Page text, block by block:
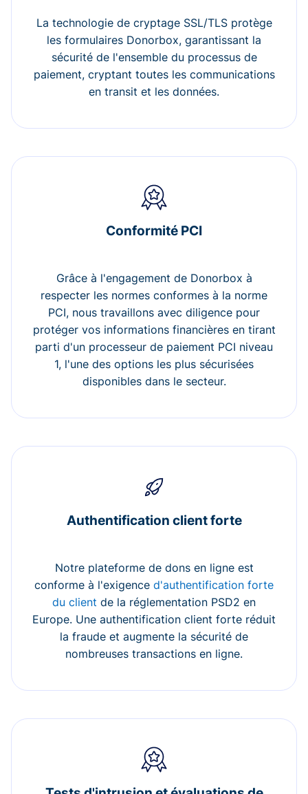
La technologie de cryptage SSL/TLS protège
les formulaires Donorbox, garantissant la
sécurité de l'ensemble du processus de
paiement, cryptant toutes les communications
en transit et les données.
Conformité PCI
Grâce à l'engagement de Donorbox à
respecter les normes conformes à la norme
PCI, nous travaillons avec diligence pour
protéger vos informations financières en tirant
parti d'un processeur de paiement PCI niveau
1, l'une des options les plus sécurisées
disponibles dans le secteur.
Authentification client forte
Notre plateforme de dons en ligne est
conforme à l'exigence d'authentification forte
du client de la réglementation PSD2 en
Europe. Une authentification client forte réduit
la fraude et augmente la sécurité de
nombreuses transactions en ligne.